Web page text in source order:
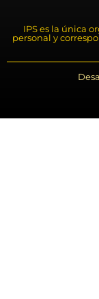
IPS es la única
personal y